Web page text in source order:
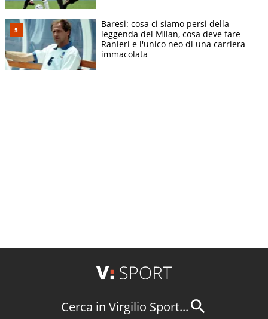
Baresi: cosa ci siamo persi della
leggenda del Milan, cosa deve fare
Ranieri e l'unico neo di una carriera
immacolata
Cerca in Virgilio Sport...